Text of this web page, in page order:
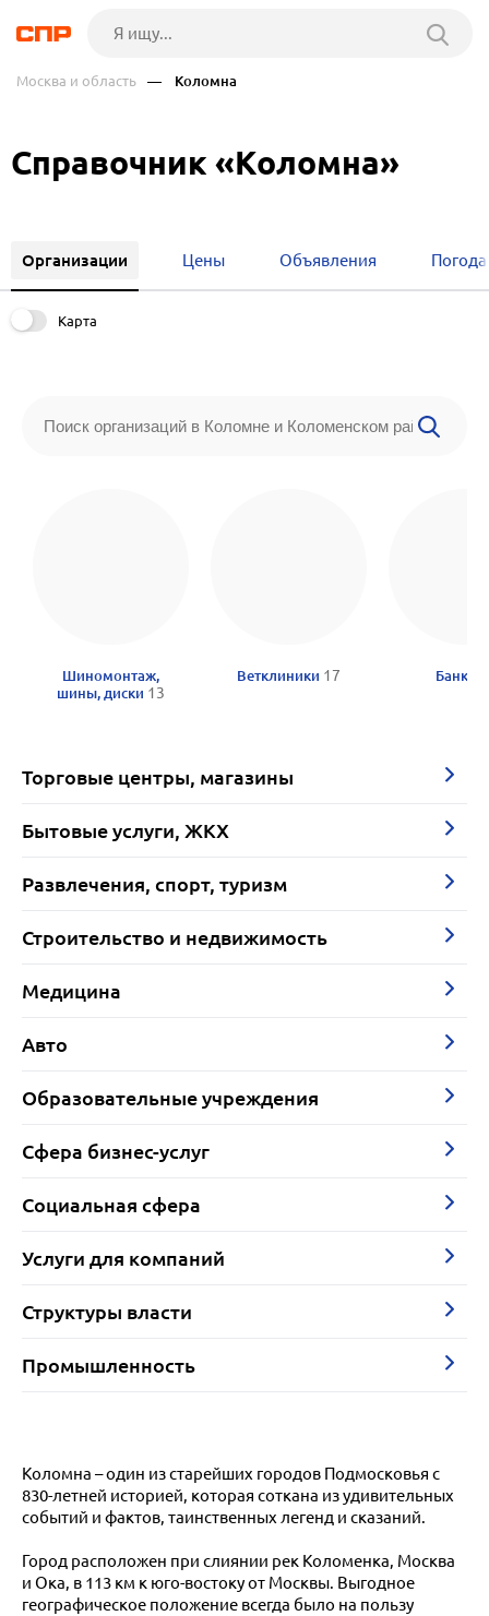
Москва и область — Коломна
Справочник «Коломна»
Организации Цены Объявления Погода
Карта
Шиномонтаж,
шины, диски 13
Ветклиники 17 Банки
Торговые центры, магазины
Бытовые услуги, ЖКХ
Развлечения, спорт, туризм
Строительство и недвижимость
Медицина
Авто
Образовательные учреждения
Сфера бизнес-услуг
Социальная сфера
Услуги для компаний
Структуры власти
Промышленность
Коломна – один из старейших городов Подмосковья с
830-летней историей, которая соткана из удивительных
событий и фактов, таинственных легенд и сказаний.
Город расположен при слиянии рек Коломенка, Москва
и Ока, в 113 км к юго-востоку от Москвы. Выгодное
географическое положение всегда было на пользу